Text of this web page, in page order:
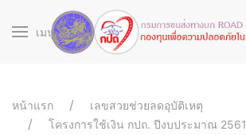
เมนู
หน้าแรก
เลขสวยช่วยลดอุบัติเหตุ
โครงการใช้เงิน กปถ. ปีงบประมาณ 2561